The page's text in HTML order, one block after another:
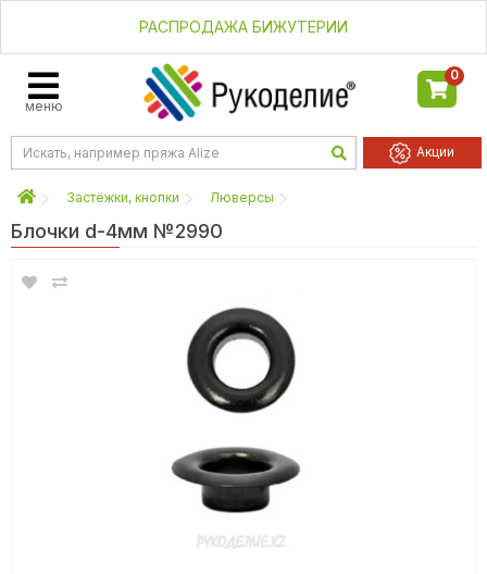
РАСПРОДАЖА БИЖУТЕРИИ
меню
0
Акции
Застёжки, кнопки Люверсы
Блочки d-4мм №2990